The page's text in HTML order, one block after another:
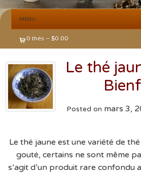
MENU
0 thés – $0.00
Le thé
Posted on mars 3,
Le thé jaune est une variété de
gouté, certains ne sont même
s’agit d’un produit rare confondu